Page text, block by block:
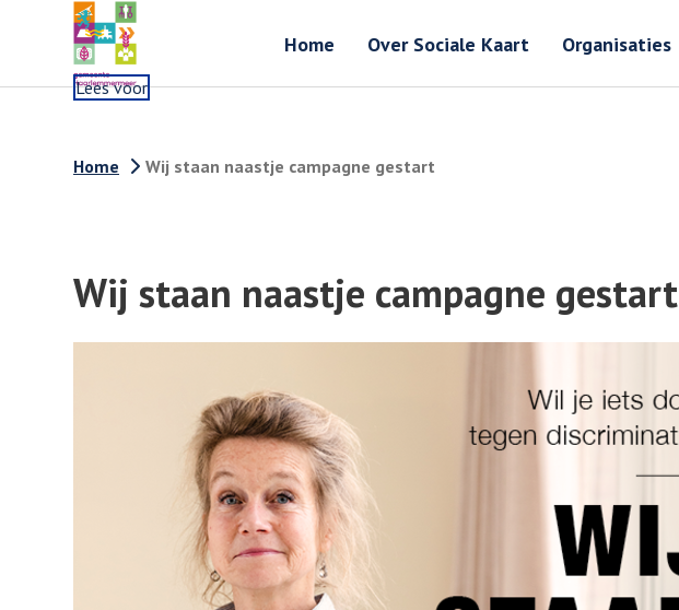
Home Over Sociale Kaart Organisaties
Lees voor
Home Wij staan naastje campagne gestart
Wij staan naastje campagne gestart